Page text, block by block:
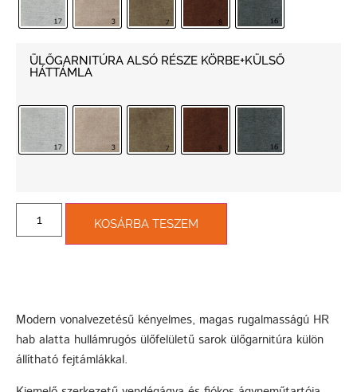
ÜLŐGARNITÚRA ALSÓ RÉSZE KÖRBE+KÜLSŐ
HÁTTÁMLA
KOSÁRBA TESZEM
Modern vonalvezetésű kényelmes, magas rugalmasságú HR
hab alatta hullámrugós ülőfelületű sarok ülőgarnitúra külön
állítható fejtámlákkal.